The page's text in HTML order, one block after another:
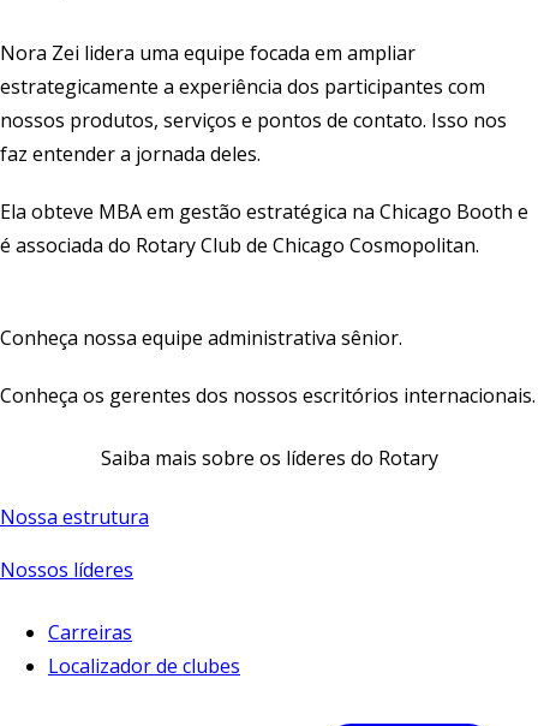
Nora Zei lidera uma equipe focada em ampliar
estrategicamente a experiência dos participantes com
nossos produtos, serviços e pontos de contato. Isso nos
faz entender a jornada deles.
Ela obteve MBA em gestão estratégica na Chicago Booth e
é associada do Rotary Club de Chicago Cosmopolitan.
Conheça nossa equipe administrativa sênior.
Conheça os gerentes dos nossos escritórios internacionais.
Saiba mais sobre os líderes do Rotary
Nossa estrutura
Nossos líderes
Carreiras
Localizador de clubes